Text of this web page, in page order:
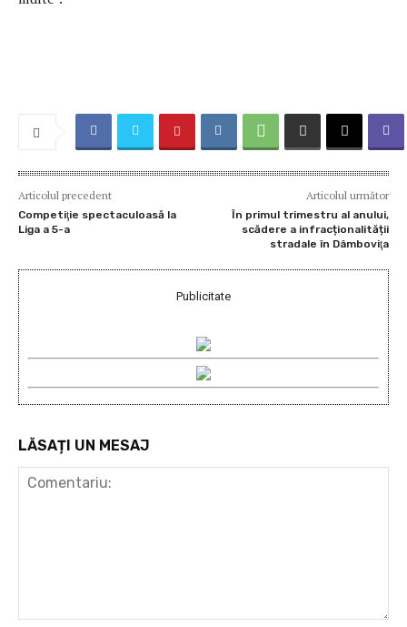
Articolul precedent
Competiţie spectaculoasă la
Liga a 5-a
Articolul următor
În primul trimestru al anului,
scădere a infracționalității
stradale în Dâmboviţa
Publicitate
LĂSAȚI UN MESAJ